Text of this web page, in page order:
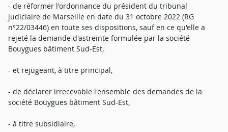
- de réformer l'ordonnance du président du tribunal
judiciaire de Marseille en date du 31 octobre 2022 (RG
n°22/03446) en toute ses dispositions, sauf en ce qu'elle a
rejeté la demande d'astreinte formulée par la société
Bouygues bâtiment Sud-Est,
- et rejugeant, à titre principal,
- de déclarer irrecevable l'ensemble des demandes de la
société Bouygues bâtiment Sud-Est,
- à titre subsidiaire,